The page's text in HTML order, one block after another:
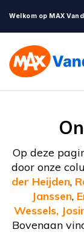
Welkom op MAX
Op deze
door onze
der Heijden,
Janssen,
Wessels,
Bovenaan